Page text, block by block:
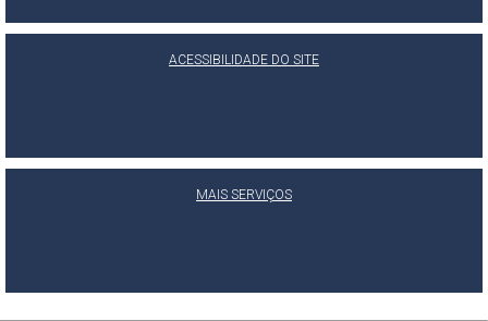
ACESSIBILIDADE DO SITE
MAIS SERVIÇOS